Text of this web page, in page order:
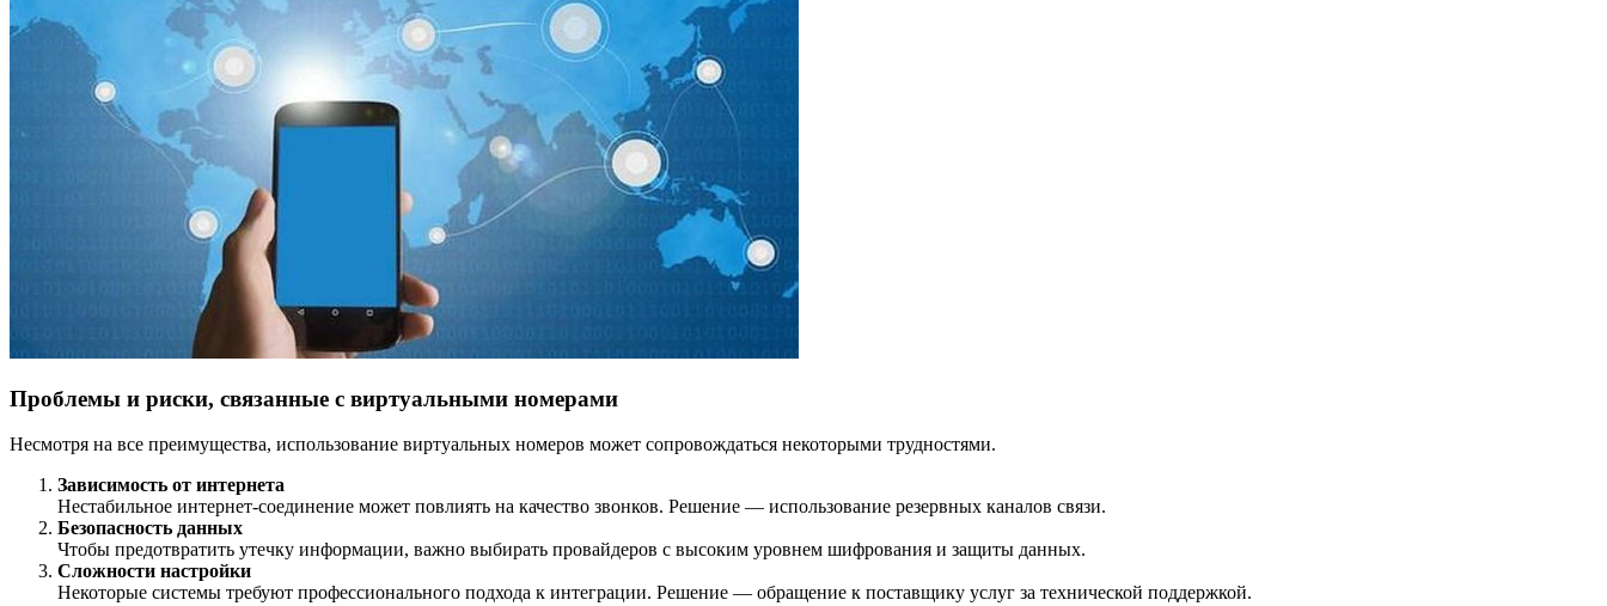
Проблемы и риски, связанные с виртуальными номерами
Несмотря на все преимущества, использование виртуальных номеров может сопровождаться некоторыми трудностями.
Зависимость от интернета
Нестабильное интернет-соединение может повлиять на качество звонков. Решение — использование резервных каналов связи.
Безопасность данных
Чтобы предотвратить утечку информации, важно выбирать провайдеров с высоким уровнем шифрования и защиты данных.
Сложности настройки
Некоторые системы требуют профессионального подхода к интеграции. Решение — обращение к поставщику услуг за технической поддержкой.